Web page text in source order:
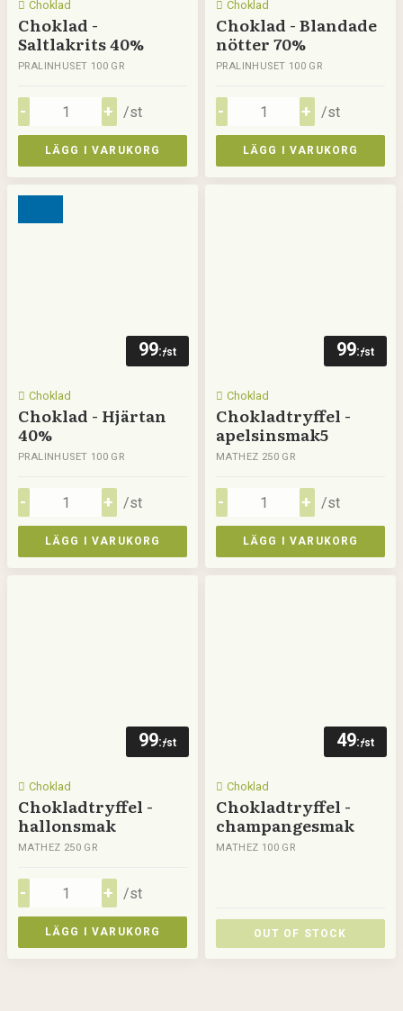
Choklad
Choklad -
Saltlakrits 40%
PRALINHUSET 100 GR
/st
LÄGG I VARUKORG
Choklad
Choklad - Blandade
nötter 70%
PRALINHUSET 100 GR
/st
LÄGG I VARUKORG
99:-/st
Choklad
Choklad - Hjärtan
40%
PRALINHUSET 100 GR
/st
LÄGG I VARUKORG
99:-/st
Choklad
Chokladtryffel -
apelsinsmak5
MATHEZ 250 GR
/st
LÄGG I VARUKORG
99:-/st
Choklad
Chokladtryffel -
hallonsmak
MATHEZ 250 GR
/st
LÄGG I VARUKORG
49:-/st
Choklad
Chokladtryffel -
champangesmak
MATHEZ 100 GR
OUT OF STOCK